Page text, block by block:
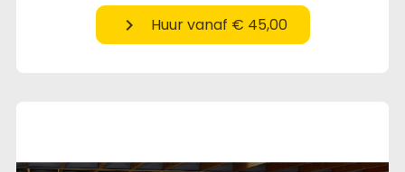
chevron_right Huur vanaf € 45,00